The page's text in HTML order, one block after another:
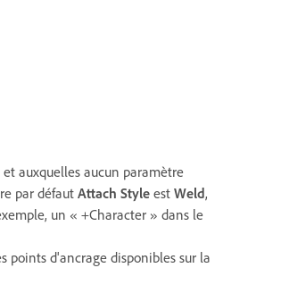
auxquelles aucun paramètre
par défautAttach Style est Weld,
un « +Character » dans le
points d'ancrage disponibles sur la